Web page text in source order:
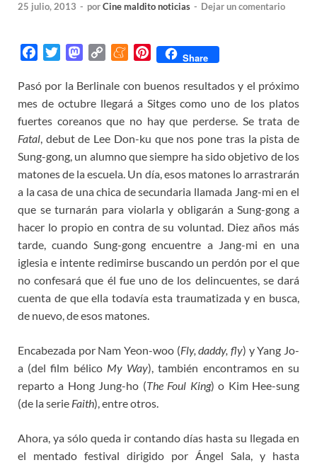
25 julio, 2013 - porCine maldito noticias - Dejar un comentario
c
e
b
o
o
k
i
t
t
e
r
M
s
t
o
d
o
n
p
y
L
i
n
k
M
n
e
a
m
e
P
n
t
e
e
s
t
Share
Pasó por la Berlinale con buenos resultados y el próximo
mes de octubre llegará a Sitges como uno de los platos
fuertes coreanos que no hay que perderse. Se trata de
Fatal, debut de Lee Don-ku que nos pone tras la pista de
Sung-gong, un alumno que siempre ha sido objetivo de los
matones de la escuela. Un día, esos matones lo arrastrarán
a la casa de una chica de secundaria llamada Jang-mi en el
que se turnarán para violarla y obligarán a Sung-gong a
hacer lo propio en contra de su voluntad. Diez años más
tarde, cuando Sung-gong encuentre a Jang-mi en una
iglesia e intente redimirse buscando un perdón por el que
no confesará que él fue uno de los delincuentes, se dará
cuenta de que ella todavía esta traumatizada y en busca,
de nuevo, de esos matones.
Encabezada por Nam Yeon-woo (Fly, daddy, fly) y Yang Jo-
a (del film bélicoMy Way), también encontramos en su
reparto a Hong Jung-ho (The Foul King) o Kim Hee-sung
(de la serie Faith), entre otros.
Ahora, ya sólo queda ir contando días hasta su llegada en
el mentado festival dirigido por Ángel Sala, y hasta